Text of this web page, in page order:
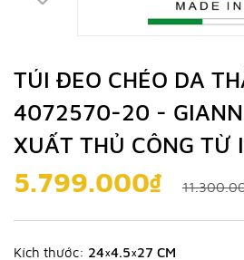
TÚI ĐEO CHÉO DA
4072570-20 -
XUẤT THỦ CÔNG TỪ
5.799.000₫
Kích thước: 24×4.5×27 CM